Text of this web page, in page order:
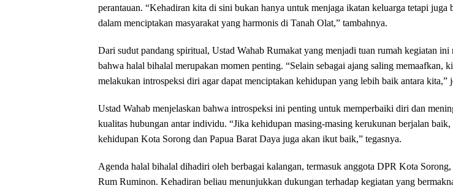
perantauan. “Kehadiran kita di sini bukan hanya untuk menjaga ikatan keluarga tetapi juga
dalam menciptakan masyarakat yang harmonis di Tanah Olat,” tambahnya.
Dari sudut pandang spiritual, Ustad Wahab Rumakat yang menjadi tuan rumah kegiatan ini
bahwa halal bihalal merupakan momen penting. “Selain sebagai ajang saling memaafkan,
melakukan introspeksi diri agar dapat menciptakan kehidupan yang lebih baik antara kita,”
Ustad Wahab menjelaskan bahwa introspeksi ini penting untuk memperbaiki diri dan
kualitas hubungan antar individu. “Jika kehidupan masing-masing kerukunan berjalan baik,
kehidupan Kota Sorong dan Papua Barat Daya juga akan ikut baik,” tegasnya.
Agenda halal bihalal dihadiri oleh berbagai kalangan, termasuk anggota DPR Kota
Rum Ruminon. Kehadiran beliau menunjukkan dukungan terhadap kegiatan yang